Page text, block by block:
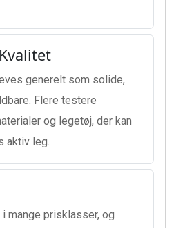
generelt som solide,
Flere testere
og legetøj, der kan
aktiv leg.
mange prisklasser, og